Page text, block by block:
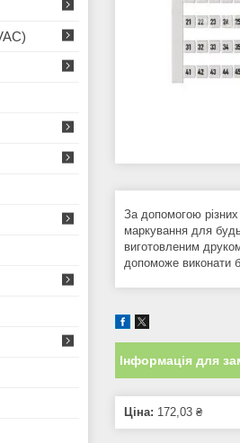
За допомогою
маркування для
виготовленим
допоможе виконати
Інформація для
Ціна: 172,03 ₴